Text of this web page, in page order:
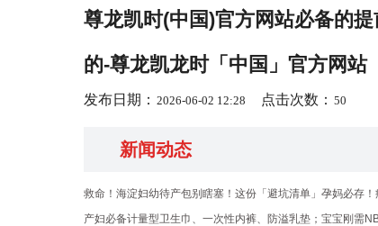
尊龙凯时(中国)官方网站必备的
的-尊龙凯龙时「中国」官方网站
发布日期： 2026-06-02 12:28 点击次数： 50
新闻动态
救命！海淀妇幼待产包别瞎塞！这份「避坑清单」孕妈必存
产妇必备计量型卫生巾、一次性内裤、防溢乳垫；宝宝刚需